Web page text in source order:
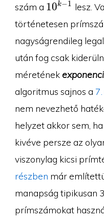
szám a 10^{k-
10k−1 lesz.
történetesen
nagyságrendileg
után fog csak
méretének
algoritmus sajnos a
nem nevezhető
helyzet akkor sem,
kivéve persze az
viszonylag kicsi
részben már
manapság tipikusan
prímszámokat